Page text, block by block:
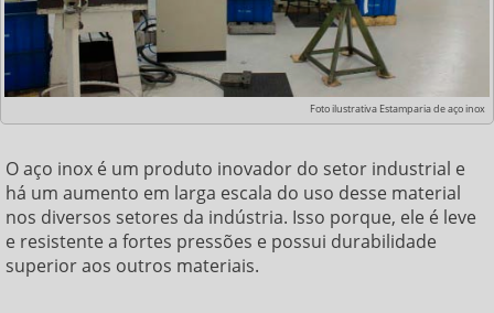
Foto ilustrativa Estamparia de aço inox
O aço inox é um produto inovador do setor industrial e
há um aumento em larga escala do uso desse material
nos diversos setores da indústria. Isso porque, ele é leve
e resistente a fortes pressões e possui durabilidade
superior aos outros materiais.